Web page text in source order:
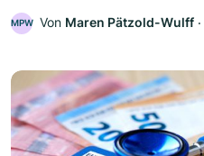
MPW Von Maren Pätzold-Wulff ‧